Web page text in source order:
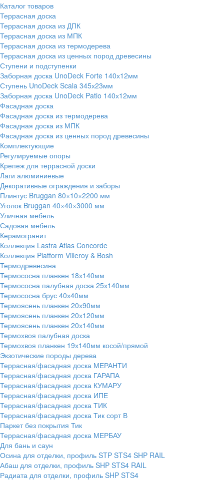
Каталог товаров
Террасная доска
Террасная доска из ДПК
Террасная доска из МПК
Террасная доска из термодерева
Террасная доска из ценных пород древесины
Ступени и подступенки
Заборная доска UnoDeck Forte 140х12мм
Ступень UnoDeck Scala 345х23мм
Заборная доска UnoDeck Patio 140х12мм
Фасадная доска
Фасадная доска из термодерева
Фасадная доска из МПК
Фасадная доска из ценных пород древесины
Комплектующие
Регулируемые опоры
Крепеж для террасной доски
Лаги алюминиевые
Декоративные ограждения и заборы
Плинтус Bruggan 80×10×2200 мм
Уголок Bruggan 40×40×3000 мм
Уличная мебель
Садовая мебель
Керамогранит
Коллекция Lastra Atlas Concorde
Коллекция Platform Villeroy & Bosh
Термодревесина
Термососна планкен 18х140мм
Термососна палубная доска 25х140мм
Термососна брус 40х40мм
Термоясень планкен 20х90мм
Термоясень планкен 20х120мм
Термоясень планкен 20х140мм
Термохвоя палубная доска
Термохвоя планкен 19х140мм косой/прямой
Экзотические породы дерева
Террасная/фасадная доска МЕРАНТИ
Террасная/фасадная доска ГАРАПА
Террасная/фасадная доска КУМАРУ
Террасная/фасадная доска ИПЕ
Террасная/фасадная доска ТИК
Террасная/фасадная доска Тик сорт В
Паркет без покрытия Тик
Террасная/фасадная доска МЕРБАУ
Для бань и саун
Осина для отделки, профиль STP STS4 SHP RAIL
Абаш для отделки, профиль SHP STS4 RAIL
Радиата для отделки, профиль SHP STS4